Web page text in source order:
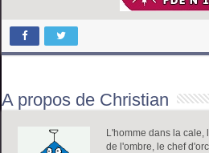
A propos de Christian
L'homme dans la cale,
de l'ombre, le chef